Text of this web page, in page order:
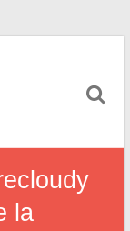
la